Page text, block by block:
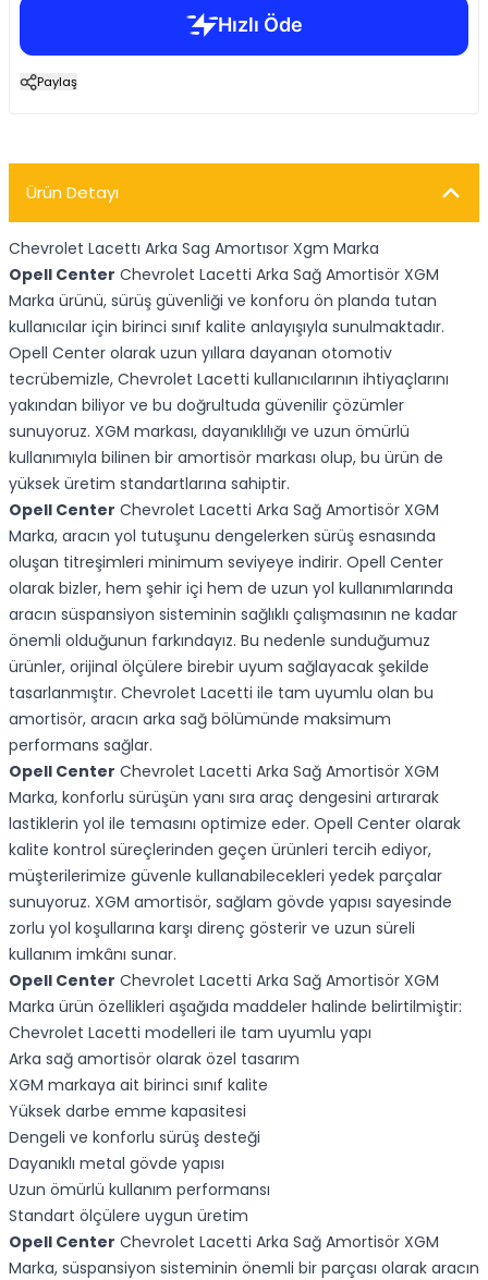
Paylaş
Ürün Detayı
Chevrolet Lacettı Arka Sag Amortısor Xgm Marka
Opell Center Chevrolet Lacetti Arka Sağ Amortisör XGM
Marka ürünü, sürüş güvenliği ve konforu ön planda tutan
kullanıcılar için birinci sınıf kalite anlayışıyla sunulmaktadır.
Opell Center olarak uzun yıllara dayanan otomotiv
tecrübemizle, Chevrolet Lacetti kullanıcılarının ihtiyaçlarını
yakından biliyor ve bu doğrultuda güvenilir çözümler
sunuyoruz. XGM markası, dayanıklılığı ve uzun ömürlü
kullanımıyla bilinen bir amortisör markası olup, bu ürün de
yüksek üretim standartlarına sahiptir.
Opell Center Chevrolet Lacetti Arka Sağ Amortisör XGM
Marka, aracın yol tutuşunu dengelerken sürüş esnasında
oluşan titreşimleri minimum seviyeye indirir. Opell Center
olarak bizler, hem şehir içi hem de uzun yol kullanımlarında
aracın süspansiyon sisteminin sağlıklı çalışmasının ne kadar
önemli olduğunun farkındayız. Bu nedenle sunduğumuz
ürünler, orijinal ölçülere birebir uyum sağlayacak şekilde
tasarlanmıştır. Chevrolet Lacetti ile tam uyumlu olan bu
amortisör, aracın arka sağ bölümünde maksimum
performans sağlar.
Opell Center Chevrolet Lacetti Arka Sağ Amortisör XGM
Marka, konforlu sürüşün yanı sıra araç dengesini artırarak
lastiklerin yol ile temasını optimize eder. Opell Center olarak
kalite kontrol süreçlerinden geçen ürünleri tercih ediyor,
müşterilerimize güvenle kullanabilecekleri yedek parçalar
sunuyoruz. XGM amortisör, sağlam gövde yapısı sayesinde
zorlu yol koşullarına karşı direnç gösterir ve uzun süreli
kullanım imkânı sunar.
Opell Center Chevrolet Lacetti Arka Sağ Amortisör XGM
Marka ürün özellikleri aşağıda maddeler halinde belirtilmiştir:
Chevrolet Lacetti modelleri ile tam uyumlu yapı
Arka sağ amortisör olarak özel tasarım
XGM markaya ait birinci sınıf kalite
Yüksek darbe emme kapasitesi
Dengeli ve konforlu sürüş desteği
Dayanıklı metal gövde yapısı
Uzun ömürlü kullanım performansı
Standart ölçülere uygun üretim
Opell Center Chevrolet Lacetti Arka Sağ Amortisör XGM
Marka, süspansiyon sisteminin önemli bir parçası olarak aracın